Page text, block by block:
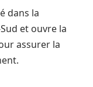
dans la
et ouvre la
assurer la